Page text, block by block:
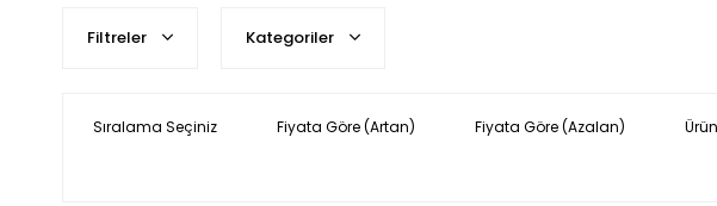
Filtreler Kategoriler
Sıralama Seçiniz Fiyata Göre (Artan) Fiyata Göre (Azalan)